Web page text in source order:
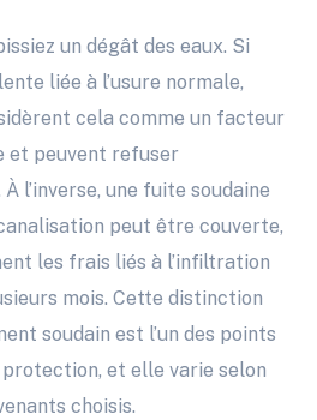
un dégât des eaux. Si
liée à l’usure normale,
cela comme un facteur
et peuvent refuser
l’inverse, une fuite soudaine
peut être couverte,
les frais liés à l’infiltration
mois. Cette distinction
soudain est l’un des points
et elle varie selon
choisis.